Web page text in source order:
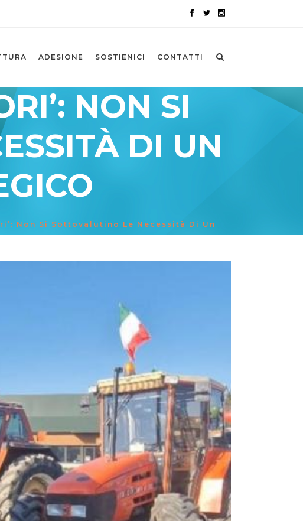
ADESIONE SOSTIENICI CONTATTI
NON SI
DI UN
Non Si Sottovalutino Le Necessità Di Un